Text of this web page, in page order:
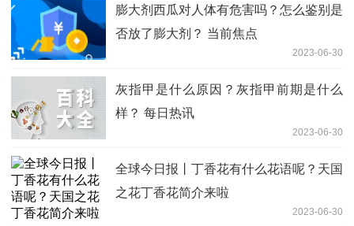
膨大剂西瓜对人体有危害吗？怎么鉴别是
否放了膨大剂？ 当前焦点
2023-06-30
灰指甲是什么原因？灰指甲前期是什么
样？ 每日热讯
2023-06-30
全球今日报丨丁香花有什么花语呢？天国
之花丁香花简介来啦
2023-06-30